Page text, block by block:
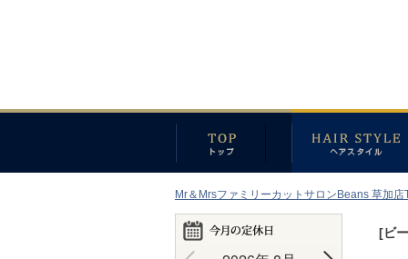
Mr＆MrsファミリーカットサロンBeans 草加店
[ビ